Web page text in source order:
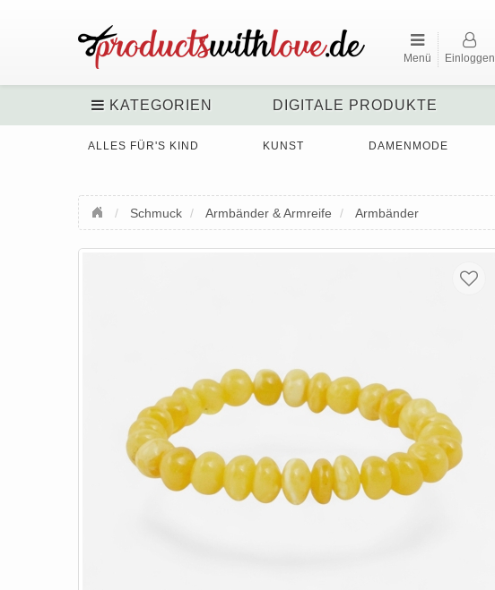
Menü Einloggen
KATEGORIEN DIGITALE PRODUKTE
ALLES FÜR'S KIND KUNST DAMENMODE
Schmuck Armbänder & Armreife Armbänder